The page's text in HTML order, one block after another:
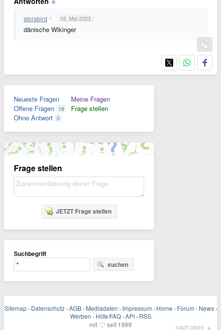
storabird 03. Mai 2023
dänische Wikinger
Neueste Fragen
Offene Fragen 19
Ohne Antwort 0
Meine Fragen
Frage stellen
Frage stellen
JETZT Frage stellen
Suchbegriff
suchen
Sitemap · Datenschutz · AGB · Mediadaten · Impressum · Home · Forum · News ·
Werben · Hilfe/FAQ · API · RSS
mit ♡ seit 1999 nach oben ▲